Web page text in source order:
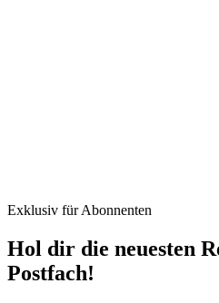
Exklusiv für Abonnenten
Hol dir die neuesten
Postfach!